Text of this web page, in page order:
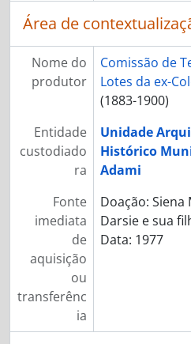
Área de
Nome do
produtor
Comissão de
Lotes da ex-
(1883-1900)
Entidade
custodiado
ra
Unidade
Histórico
Adami
Fonte
imediata
de
aquisição
ou
transferênc
ia
Doação:
Darsie e sua
Data: 1977